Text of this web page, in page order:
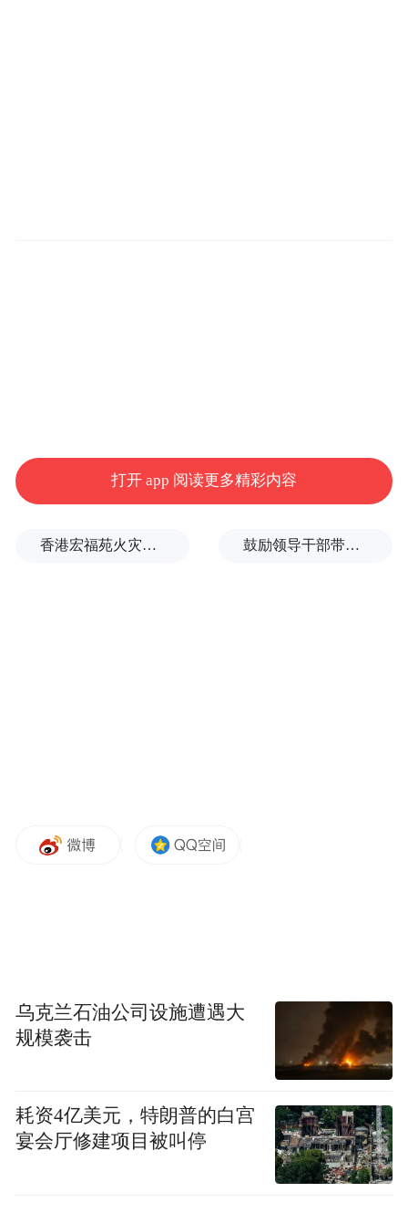
打开 app 阅读更多精彩内容
香港宏福苑火灾跨部门调查最终报告：大火或由烟头引起 鼓励领导干部带头休假之后又撤回文件，到底什么意思嘛？
乌克兰石油公司设施遭遇大
规模袭击
耗资4亿美元，特朗普的白宫
宴会厅修建项目被叫停